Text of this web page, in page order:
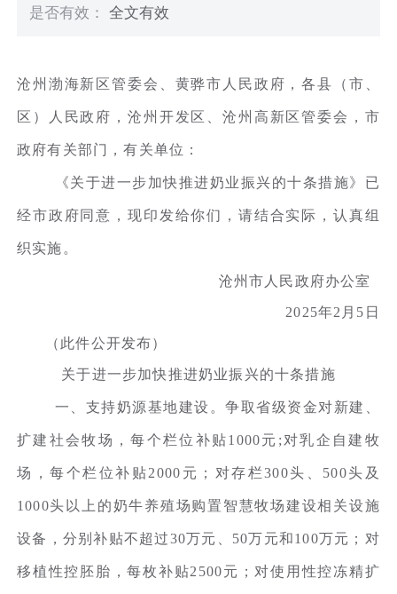
是否有效：全文有效
沧州渤海新区管委会、黄骅市人民政府，各县（市、
区）人民政府，沧州开发区、沧州高新区管委会，市
政府有关部门，有关单位：
《关于进一步加快推进奶业振兴的十条措施》已
经市政府同意，现印发给你们，请结合实际，认真组
织实施。
沧州市人民政府办公室
2025年2月5日
（此件公开发布）
关于进一步加快推进奶业振兴的十条措施
一、支持奶源基地建设。争取省级资金对新建、
扩建社会牧场，每个栏位补贴1000元;对乳企自建牧
场，每个栏位补贴2000元；对存栏300头、500头及
1000头以上的奶牛养殖场购置智慧牧场建设相关设施
设备，分别补贴不超过30万元、50万元和100万元；对
移植性控胚胎，每枚补贴2500元；对使用性控冻精扩